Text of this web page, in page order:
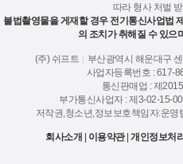
따라 형사 처벌
불법촬영물을 게재할 경우 전기통신사업법
의 조치가 취해질 수 있으
(주) 쉬프트 | 부산광역시 해운대구
사업자등록번호 : 617-
통신판매업 : 제
부가통신사업자 : 제3-02-15-
저작권,청소년,정보보호책임자:운
회사소개 | 이용약관|개인정보처